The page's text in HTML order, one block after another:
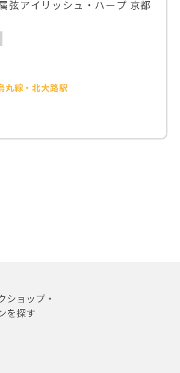
アイリッシュ・ハープ 京都
丸線・北大路駅
ショップ・
を探す